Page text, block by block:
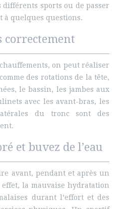
sports ou de passer
à quelques questions.
correctement
on peut réaliser
des rotations de la tête,
le bassin, les jambes aux
avec les avant-bras, les
du tronc sont des
et buvez de l’eau
avant, pendant et après un
la mauvaise hydratation
durant l’effort et des